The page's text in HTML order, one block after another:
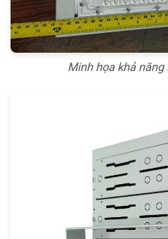
Minh họa khả